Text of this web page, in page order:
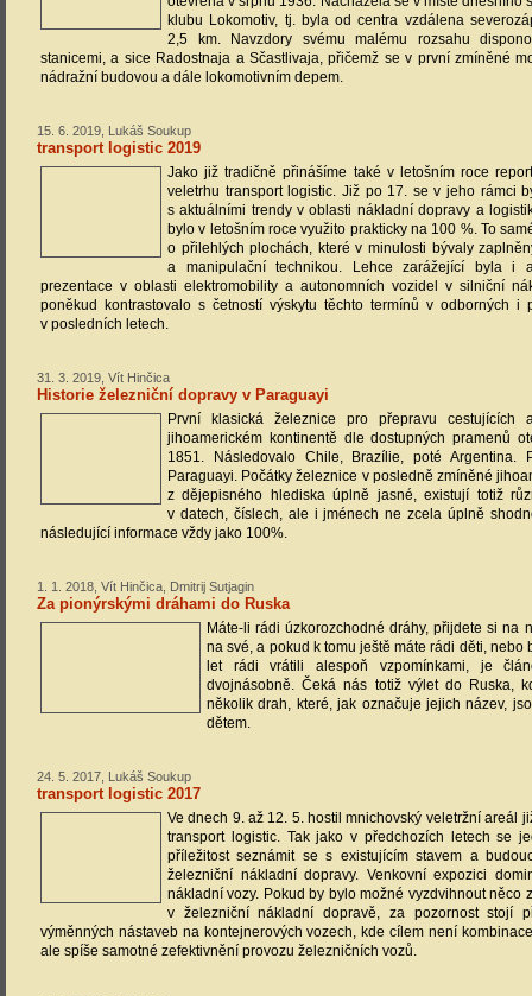
klubu Lokomotiv, tj. byla od centra vzdálena
2,5 km. Navzdory svému malému rozsahu
stanicemi, a sice Radostnaja a Sčastlivaja, přičemž se v první zmíněné
nádražní budovou a dále lokomotivním depem.
15. 6. 2019, Lukáš Soukup
transport logistic 2019
Jako již tradičně přinášíme také v letošním roce
veletrhu transport logistic. Již po 17. se v jeho rámci
s aktuálními trendy v oblasti nákladní dopravy a
bylo v letošním roce využito prakticky na 100 %. To
o přilehlých plochách, které v minulosti bývaly
a manipulační technikou. Lehce zarážející byla i
prezentace v oblasti elektromobility a autonomních vozidel v silniční
poněkud kontrastovalo s četností výskytu těchto termínů v odborných i
v posledních letech.
31. 3. 2019, Vít Hinčica
Historie železniční dopravy v Paraguayi
První klasická železnice pro přepravu
jihoamerickém kontinentě dle dostupných pramenů
1851. Následovalo Chile, Brazílie, poté Argentina.
Paraguayi. Počátky železnice v posledně zmíněné
z dějepisného hlediska úplně jasné, existují totiž
v datech, číslech, ale i jménech ne zcela úplně
následující informace vždy jako 100%.
1. 1. 2018, Vít Hinčica, Dmitrij Sutjagin
Za pionýrskými dráhami do Ruska
Máte-li rádi úzkorozchodné dráhy, přijdete si na
na své, a pokud k tomu ještě máte rádi děti, nebo
let rádi vrátili alespoň vzpomínkami, je
dvojnásobně. Čeká nás totiž výlet do Ruska,
několik drah, které, jak označuje jejich název,
dětem.
24. 5. 2017, Lukáš Soukup
transport logistic 2017
Ve dnech 9. až 12. 5. hostil mnichovský veletržní areál
transport logistic. Tak jako v předchozích letech se
příležitost seznámit se s existujícím stavem a
železniční nákladní dopravy. Venkovní expozici
nákladní vozy. Pokud by bylo možné vyzdvihnout něco
v železniční nákladní dopravě, za pozornost stojí
výměnných nástaveb na kontejnerových vozech, kde cílem není
ale spíše samotné zefektivnění provozu železničních vozů.